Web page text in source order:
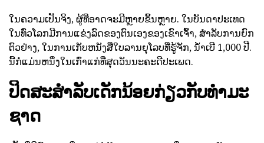
ໃນຄວາມເປັນຈິງ, ຜູ້ທີ່ອາດຈະມີຫຼາຍຂຶ້ນຫຼາຍ. ໃນບັນດາປະເທດ
ໃນທົ່ວໂລກມີການແຂ່ງລົດຂອງຕົນເອງຂອງເຂົາເຈົ້າ, ສໍາລັບການຍົກ
ຕົວຢ່າງ, ໃນການເກັບຫນັງສືໃບລານຍຸໂລບທີ່ຮູ້ຈັກ, ນໍ້າເບີ 1,000 ປີ.
ນີ້ກໍ່ແມ່ນຫນຶ່ງໃນເກົ່າແກ່ທີ່ສຸດວັນນະຄະດີປະເພດ.
ປິດສະສໍາລັບເດັກນ້ອຍກ່ຽວກັບທໍາມະ
ຊາດ